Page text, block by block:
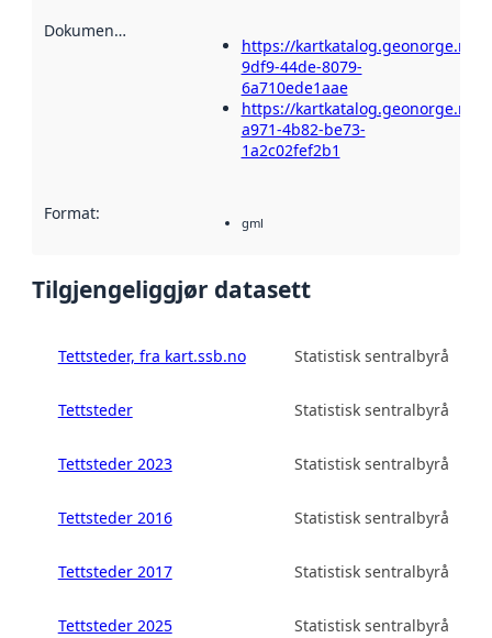
Dokumentasjon
https://kartkatalog.geonorge.no/
9df9-44de-8079-
6a710ede1aae
https://kartkatalog.geonorge.no/
a971-4b82-be73-
1a2c02fef2b1
Format: gml
Tilgjengeliggjør datasett
Tettsteder, fra kart.ssb.no Statistisk sentralbyrå
Tettsteder Statistisk sentralbyrå
Tettsteder 2023 Statistisk sentralbyrå
Tettsteder 2016 Statistisk sentralbyrå
Tettsteder 2017 Statistisk sentralbyrå
Tettsteder 2025 Statistisk sentralbyrå